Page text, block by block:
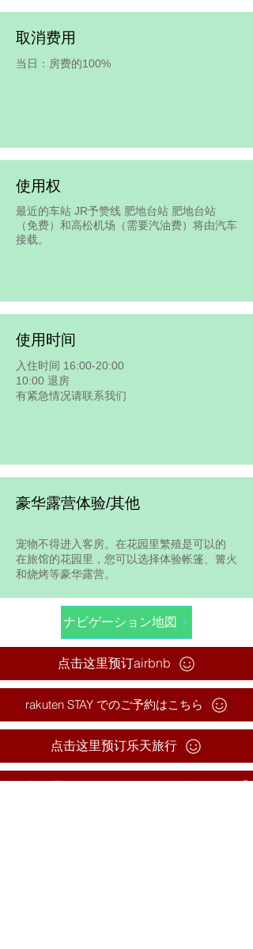
取消费用
当日：房费的100%
使用权
最近的车站 JR予赞线 肥地台站 肥地台站
（免费）和高松机场（需要汽油费）将由汽车
接载。
使用时间
入住时间 16:00-20:00
10:00 退房
有紧急情况请联系我们
豪华露营体验/其他
宠物不得进入客房。在花园里繁殖是可以的
在旅馆的花园里，您可以选择体验帐篷、篝火
和烧烤等豪华露营。
ナビゲーション地図
点击这里预订airbnb
rakuten STAY でのご予約はこちら
点击这里预订乐天旅行